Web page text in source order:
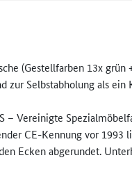
(Gestellfarben 13x
zur Selbstabholung als
– Vereinigte
CE-Kennung vor
Ecken abgerundet.